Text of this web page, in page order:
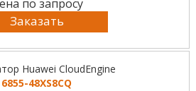
по запросу
Заказать
Huawei CloudEngine
6855-48XS8CQ